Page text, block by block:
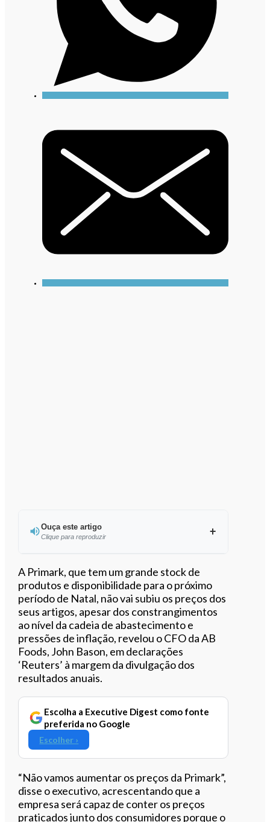
Ouça este artigo
Clique para reproduzir
Ouvir este artigo
A Primark, que tem um grande stock de
produtos e disponibilidade para o próximo
período de Natal, não vai subiu os preços dos
seus artigos, apesar dos constrangimentos
ao nível da cadeia de abastecimento e
pressões de inflação, revelou o CFO da AB
Foods, John Bason, em declarações
‘Reuters’ à margem da divulgação dos
resultados anuais.
Escolha a Executive Digest como fonte
preferida no Google
Escolher ›
“Não vamos aumentar os preços da Primark”,
disse o executivo, acrescentando que a
empresa será capaz de conter os preços
praticados junto dos consumidores porque o